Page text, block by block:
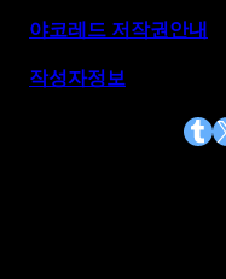
야코레드 저작권안내
작성자정보